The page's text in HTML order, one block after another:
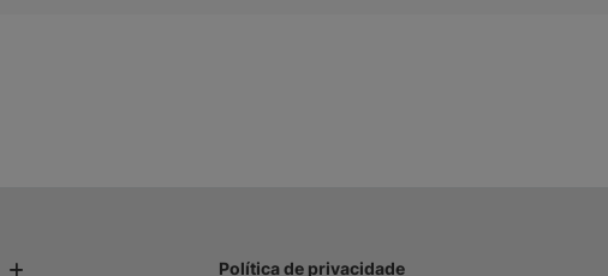
Política de privacidade